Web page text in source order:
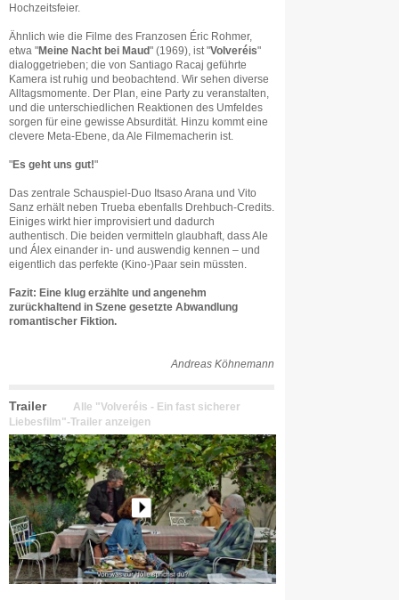
Hochzeitsfeier.
Ähnlich wie die Filme des Franzosen Éric Rohmer,
etwa "Meine Nacht bei Maud" (1969), ist "Volveréis"
dialoggetrieben; die von Santiago Racaj geführte
Kamera ist ruhig und beobachtend. Wir sehen diverse
Alltagsmomente. Der Plan, eine Party zu veranstalten,
und die unterschiedlichen Reaktionen des Umfeldes
sorgen für eine gewisse Absurdität. Hinzu kommt eine
clevere Meta-Ebene, da Ale Filmemacherin ist.
"Es geht uns gut!"
Das zentrale Schauspiel-Duo Itsaso Arana und Vito
Sanz erhält neben Trueba ebenfalls Drehbuch-Credits.
Einiges wirkt hier improvisiert und dadurch
authentisch. Die beiden vermitteln glaubhaft, dass Ale
und Álex einander in- und auswendig kennen – und
eigentlich das perfekte (Kino-)Paar sein müssten.
Fazit: Eine klug erzählte und angenehm
zurückhaltend in Szene gesetzte Abwandlung
romantischer Fiktion.
Andreas Köhnemann
Trailer
Alle "Volveréis - Ein fast sicherer
Liebesfilm"-Trailer anzeigen